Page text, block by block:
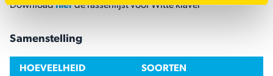
Downloadhierde rassenlijst voor Witte klaver
Samenstelling
HOEVEELHEID SOORTEN